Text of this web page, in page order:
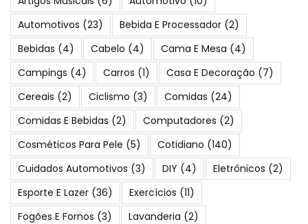
Automotivos (23) Bebida E Processador (2)
Bebidas (4) Cabelo (4) Cama E Mesa (4)
Campings (4) Carros (1) Casa E Decoração (7)
Cereais (2) Ciclismo (3) Comidas (24)
Comidas E Bebidas (2) Computadores (2)
Cosméticos Para Pele (5) Cotidiano (140)
Cuidados Automotivos (3) DIY (4) Eletrônicos (2)
Esporte E Lazer (36) Exercícios (11)
Fogões E Fornos (3) Lavanderia (2)